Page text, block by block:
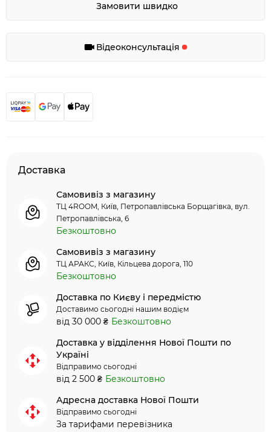
Замовити швидко
Відеоконсультація
Доставка
Самовивіз з магазину
ТЦ 4ROOM, Київ, Петропавлівська Борщагівка, вул.
Петропавлівська, 6
Безкоштовно
Самовивіз з магазину
ТЦ АРАКС, Київ, Кільцева дорога, 110
Безкоштовно
Доставка по Києву і передмістю
Доставимо сьогодні нашим водієм
від 30 000 ₴ Безкоштовно
Доставка у відділення Нової Пошти по
Україні
Відправимо сьогодні
від 2 500 ₴ Безкоштовно
Адресна доставка Нової Пошти
Відправимо сьогодні
За тарифами перевізника